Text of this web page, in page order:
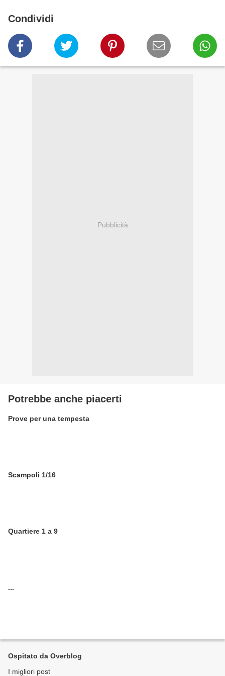
Condividi
Pubblicità
Potrebbe anche piacerti
Prove per una tempesta
Scampoli 1/16
Quartiere 1 a 9
...
Ospitato da Overblog
I migliori post